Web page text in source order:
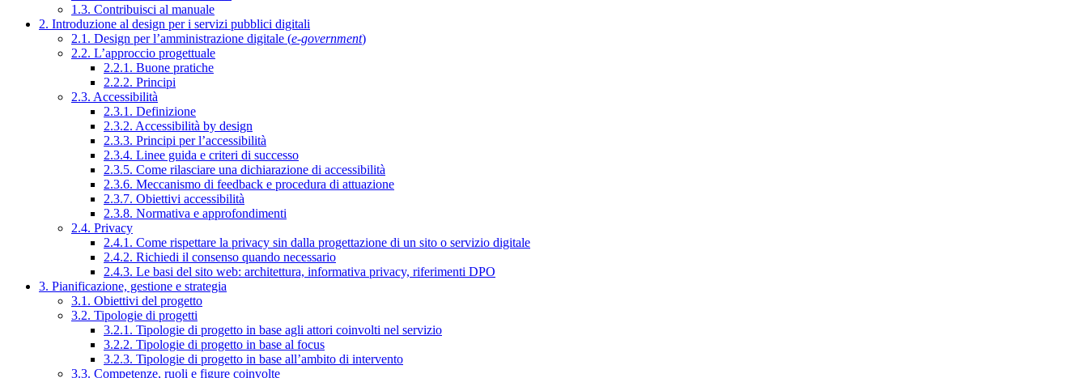
1.3. Contribuisci al manuale
2. Introduzione al design per i servizi pubblici digitali
2.1. Design per l’amministrazione digitale (e-government)
2.2. L’approccio progettuale
2.2.1. Buone pratiche
2.2.2. Principi
2.3. Accessibilità
2.3.1. Definizione
2.3.2. Accessibilità by design
2.3.3. Principi per l’accessibilità
2.3.4. Linee guida e criteri di successo
2.3.5. Come rilasciare una dichiarazione di accessibilità
2.3.6. Meccanismo di feedback e procedura di attuazione
2.3.7. Obiettivi accessibilità
2.3.8. Normativa e approfondimenti
2.4. Privacy
2.4.1. Come rispettare la privacy sin dalla progettazione di un sito o servizio digitale
2.4.2. Richiedi il consenso quando necessario
2.4.3. Le basi del sito web: architettura, informativa privacy, riferimenti DPO
3. Pianificazione, gestione e strategia
3.1. Obiettivi del progetto
3.2. Tipologie di progetti
3.2.1. Tipologie di progetto in base agli attori coinvolti nel servizio
3.2.2. Tipologie di progetto in base al focus
3.2.3. Tipologie di progetto in base all’ambito di intervento
3.3. Competenze, ruoli e figure coinvolte